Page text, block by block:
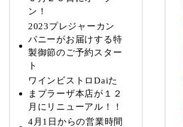
ン！
2023プレジャーカン
パニーがお届けする特
製御節のご予約スター
ト
ワインビストロDaiた
まプラーザ本店が１２
月にリニューアル！！
4月1日からの営業時間